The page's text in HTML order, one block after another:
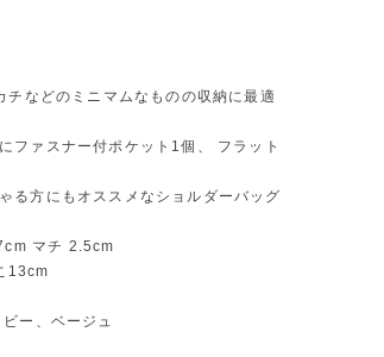
チなどのミニマムなものの収納に最適
ファスナー付ポケット1個、 フラット
る方にもオススメなショルダーバッグ
マチ 2.5cm
13cm
ー、ベージュ